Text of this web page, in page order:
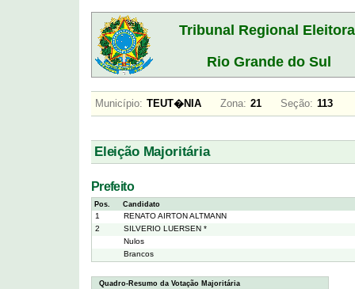
Tribunal Regional
Rio Grande do Sul
Município: TEUT�NIA Zona: 21 Seção: 113
Eleição Majoritária
Prefeito
Pos. Candidato
1
RENATO AIRTON ALTMANN
2
SILVERIO LUERSEN *
Nulos
Brancos
Quadro-Resumo da Votação Majoritária